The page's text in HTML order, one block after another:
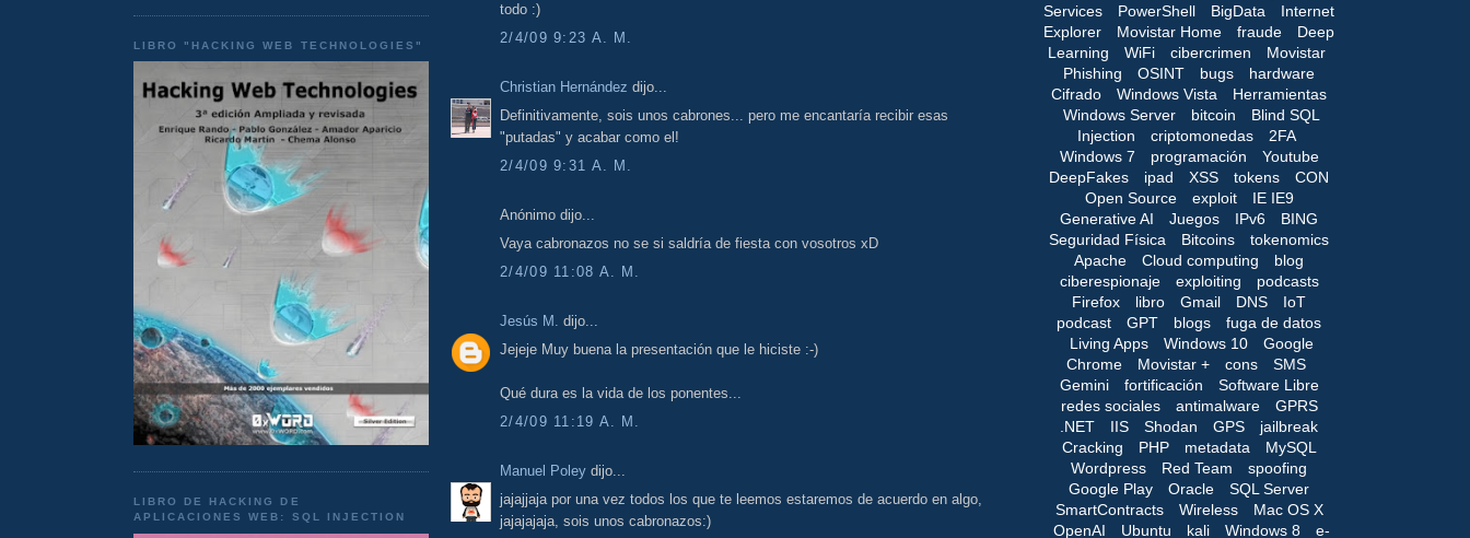
LIBRO "HACKING WEB TECHNOLOGIES"
LIBRO DE HACKING DE
APLICACIONES WEB: SQL INJECTION
todo :)
2/4/09 9:23 A. M.
Christian Hernández dijo...
Definitivamente, sois unos cabrones... pero me encantaría recibir esas
"putadas" y acabar como el!
2/4/09 9:31 A. M.
Anónimo dijo...
Vaya cabronazos no se si saldría de fiesta con vosotros xD
2/4/09 11:08 A. M.
Jesús M.
dijo...
Jejeje Muy buena la presentación que le hiciste :-)
Qué dura es la vida de los ponentes...
2/4/09 11:19 A. M.
Manuel Poley dijo...
jajajjaja por una vez todos los que te leemos estaremos de acuerdo en algo,
jajajajaja, sois unos cabronazos:)
Services
PowerShell BigData
Internet
Explorer
Movistar Home fraude
Deep
Learning
WiFi cibercrimen
Movistar
Phishing
OSINT bugs
hardware
Cifrado
Windows Vista
Herramientas
Windows Server
bitcoin
Blind SQL
Injection
criptomonedas
2FA
Windows 7
programación
Youtube
DeepFakes
ipad XSS tokens
CON
Open Source
exploit
IE IE9
Generative AI
Juegos IPv6
BING
Seguridad Física
Bitcoins
tokenomics
Apache
Cloud computing
blog
ciberespionaje
exploiting
podcasts
Firefox
libro Gmail DNS
IoT
podcast
GPT blogs
fuga de datos
Living Apps
Windows 10
Google
Chrome
Movistar + cons
SMS
Gemini
fortificación
Software Libre
redes sociales
antimalware
GPRS
.NET
IIS Shodan GPS
jailbreak
Cracking
PHP metadata
MySQL
Wordpress
Red Team
spoofing
Google Play
Oracle
SQL Server
SmartContracts
Wireless
Mac OS X
OpenAI
Ubuntu kali Windows 8
e-